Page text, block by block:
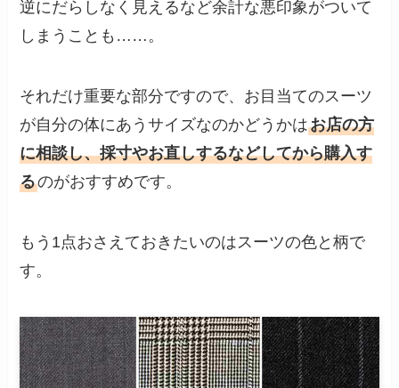
逆にだらしなく見えるなど余計な悪印象がついて
しまうことも……。
それだけ重要な部分ですので、お目当てのスーツ
が自分の体にあうサイズなのかどうかはお店の方
に相談し、採寸やお直しするなどしてから購入す
るのがおすすめです。
もう1点おさえておきたいのはスーツの色と柄で
す。